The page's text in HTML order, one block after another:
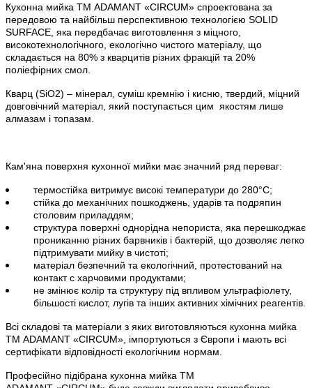
Кухонна мийка ТМ ADAMANT «CIRCUM» спроектована за
передовою та найбільш перспективною технологією SOLID
SURFACE, яка передбачає виготовлення з міцного,
високотехнологічного, екологічно чистого матеріалу, що
складається на 80% з кварцитів різних фракцій та 20%
поліефірних смол.
Кварц (SiO2) – мінерал, суміш кремнію і кисню, твердий, міцний
довговічний матеріал, який поступається цим якостям лише
алмазам і топазам.
Кам'яна поверхня кухонної мийки має значний ряд переваг:
термостійка витримує високі температури до 280°С;
стійка до механічних пошкоджень, ударів та подряпин
столовим приладдям;
структура поверхні однорідна непориста, яка перешкоджає
прониканню різних барвників і бактерій, що дозволяє легко
підтримувати мийку в чистоті;
матеріал безпечний та екологічний, протестований на
контакт с харчовими продуктами;
не змінює колір та структуру під впливом ультрафіолету,
більшості кислот, лугів та інших активних хімічних реагентів.
Всі складові та матеріали з яких виготовляються кухонна мийка
ТМ ADAMANT «CIRCUM» , імпортуються з Європи і мають всі
сертифікати відповідності екологічним нормам.
Професійно підібрана кухонна мийка ТМ